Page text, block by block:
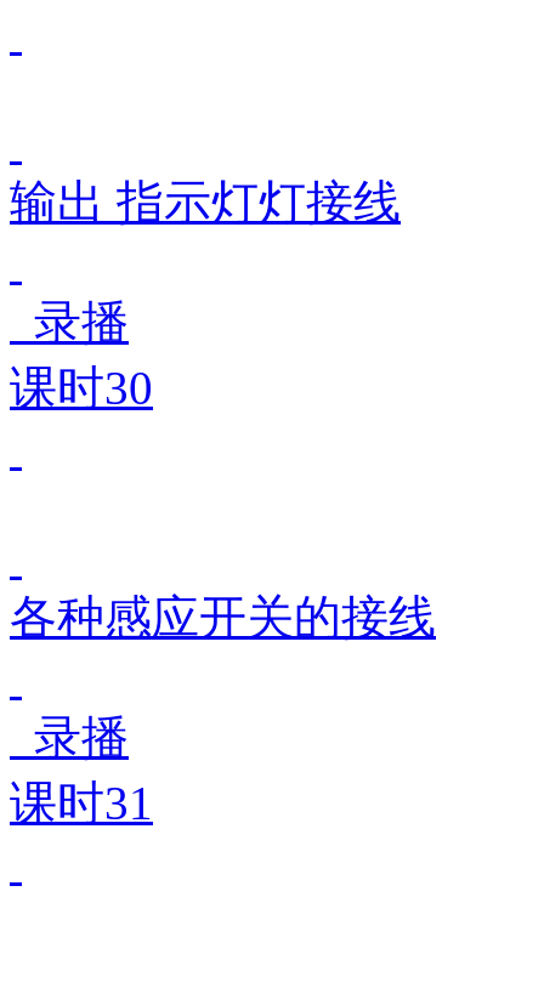
输出 指示灯灯接线
录播
课时30
各种感应开关的接线
录播
课时31